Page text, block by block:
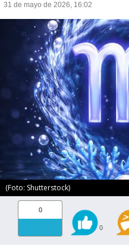
31 de mayo de 2026, 16:02
(Foto: Shutterstock)
0
0